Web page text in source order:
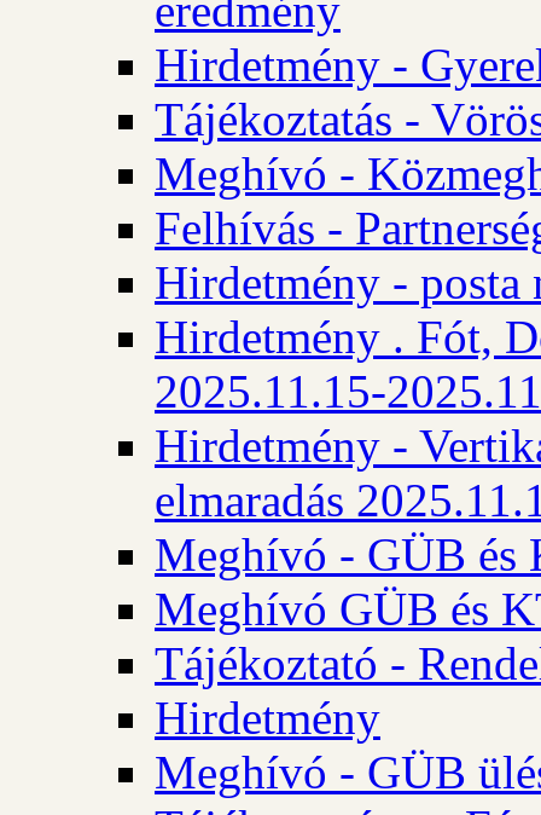
eredmény
Hirdetmény -
Tájékoztatás -
Meghívó -
Felhívás -
Hirdetmény - posta
Hirdetmény . Fót,
2025.11.15-
Hirdetmény -
elmaradás
Meghívó - GÜB és
Meghívó GÜB és
Tájékoztató -
Hirdetmény
Meghívó - GÜB